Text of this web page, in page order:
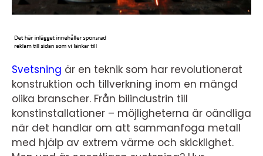
Svetsning är en teknik som har revolutionerat
konstruktion och tillverkning inom en mängd
olika branscher. Från bilindustrin till
konstinstallationer – möjligheterna är oändliga
när det handlar om att sammanfoga metall
med hjälp av extrem värme och skicklighet.